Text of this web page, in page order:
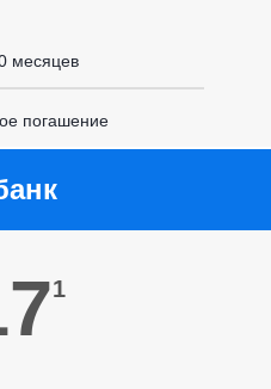
месяцев
погашение
1